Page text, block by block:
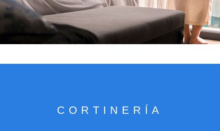
CORTINERÍA